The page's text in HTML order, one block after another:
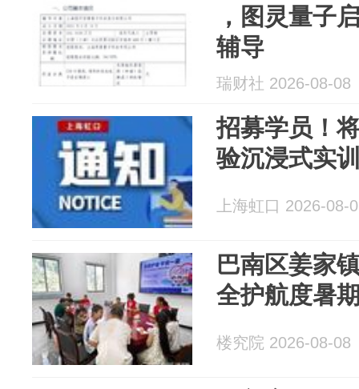
，图灵量子
辅导
瑞财社 2026-08-08
招募学员！
验沉浸式实
上海虹口 2026-08-
巴南区姜家
全护航度暑
楼究院 2026-08-08